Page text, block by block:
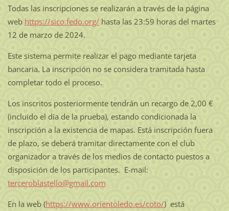
Todas las inscripciones se realizarán a través de la página
web https://sico.fedo.org/ hasta las 23:59 horas del martes
12 de marzo de 2024.
Este sistema permite realizar el pago mediante tarjeta
bancaria. La inscripción no se considera tramitada hasta
completar todo el proceso.
Los inscritos posteriormente tendrán un recargo de 2,00 €
(incluido el día de la prueba), estando condicionada la
inscripción a la existencia de mapas. Está inscripción fuera
de plazo, se deberá tramitar directamente con el club
organizador a través de los medios de contacto puestos a
disposición de los participantes. E-mail:
terceroblastello@gmail.com
En la web (https://www.orientoledo.es/coto/) está